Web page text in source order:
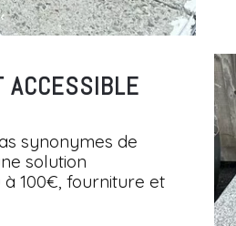
ACCESSIBLE
synonymes de
solution
100€, fourniture et